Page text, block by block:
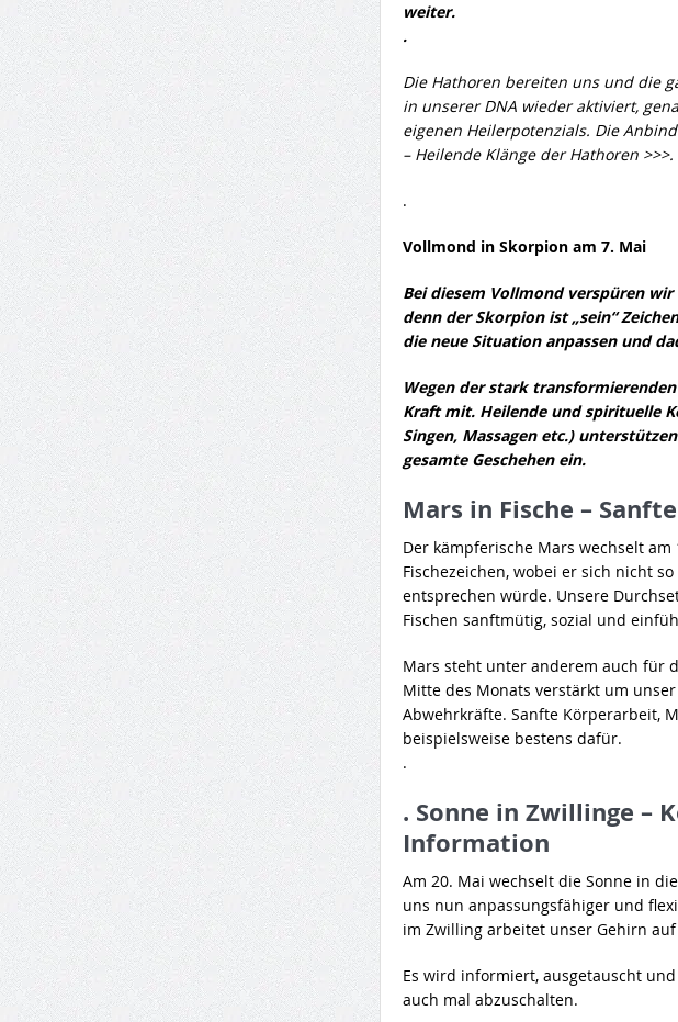
weiter.
.
Die Hathoren bereiten uns und die
in unserer DNA wieder aktiviert,
eigenen Heilerpotenzials. Die
– Heilende Klänge der Hathoren >>>.
.
Vollmond in Skorpion am 7. Mai
Bei diesem Vollmond verspüren
denn der Skorpion ist „sein“
die neue Situation anpassen und
Wegen der stark
Kraft mit. Heilende und spirituelle
Singen, Massagen etc.)
gesamte Geschehen ein.
Mars in Fische –
Der kämpferische Mars wechselt
Fischezeichen, wobei er sich nicht
entsprechen würde. Unsere
Fischen sanftmütig, sozial und
Mars steht unter anderem auch für
Mitte des Monats verstärkt um
Abwehrkräfte. Sanfte Körperarbeit,
beispielsweise bestens dafür.
.
. Sonne in Zwillinge –
Information
Am 20. Mai wechselt die Sonne in
uns nun anpassungsfähiger und
im Zwilling arbeitet unser Gehirn
Es wird informiert, ausgetauscht
auch mal abzuschalten.